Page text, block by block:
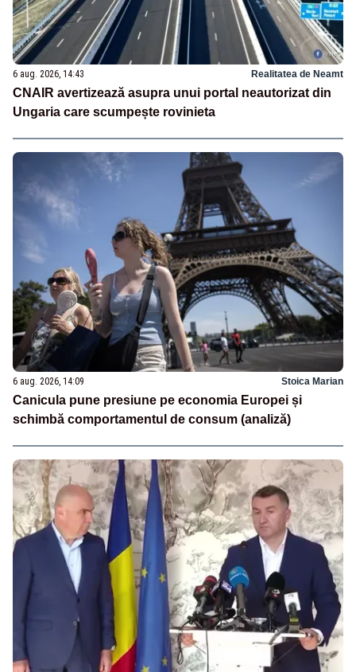
6 aug. 2026, 14:43 Realitatea de Neamt
CNAIR avertizează asupra unui portal neautorizat din
Ungaria care scumpește rovinieta
6 aug. 2026, 14:09 Stoica Marian
Canicula pune presiune pe economia Europei și
schimbă comportamentul de consum (analiză)